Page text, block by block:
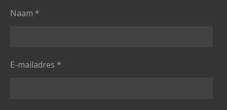
Naam *
E-mailadres *